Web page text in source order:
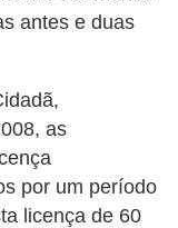
antes e duas
as
por um período
licença de 60